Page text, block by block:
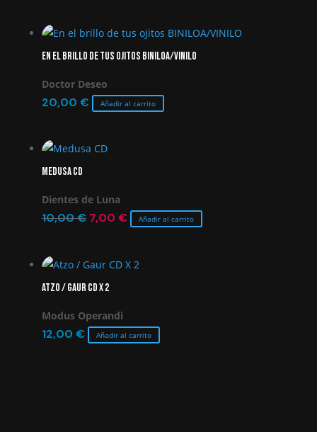
era:
10,00 €.
es:
4,00 €.
En el brillo de tus ojitos BINILOA/VINILO
Doctor Deseo
20,00 € Añadir al carrito
Medusa CD
Dientes de Luna
10,00€ El
era:
10,00 €.
7,00 €El
es:
Añadir al carrito
Atzo / Gaur CD X 2
Modus Operandi
12,00 € Añadir al carrito